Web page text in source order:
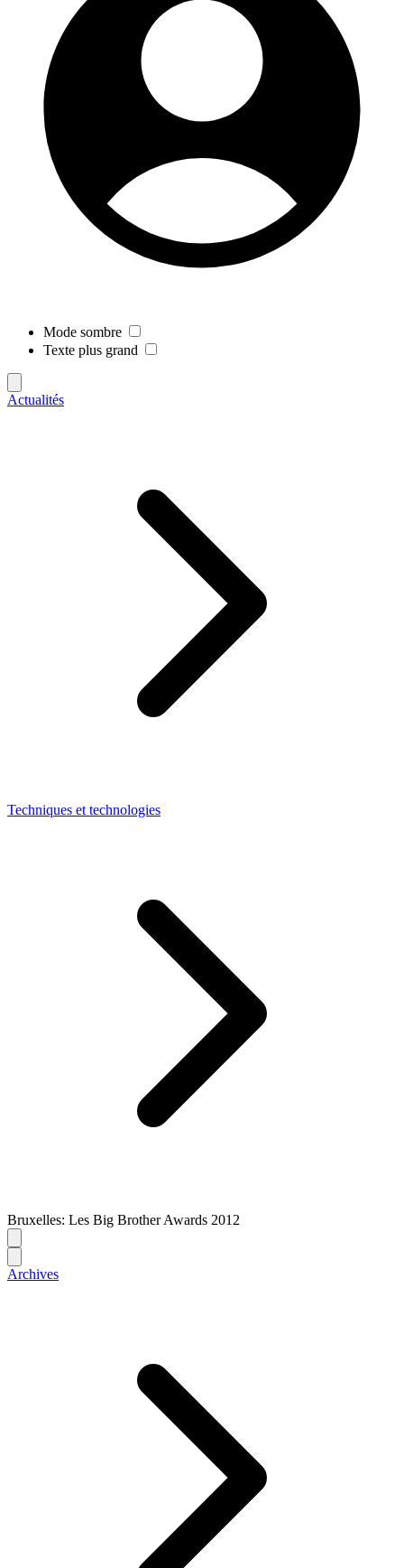
Mode sombre
Texte plus grand
Actualités
Techniques et technologies
Bruxelles: Les Big Brother Awards 2012
Archives